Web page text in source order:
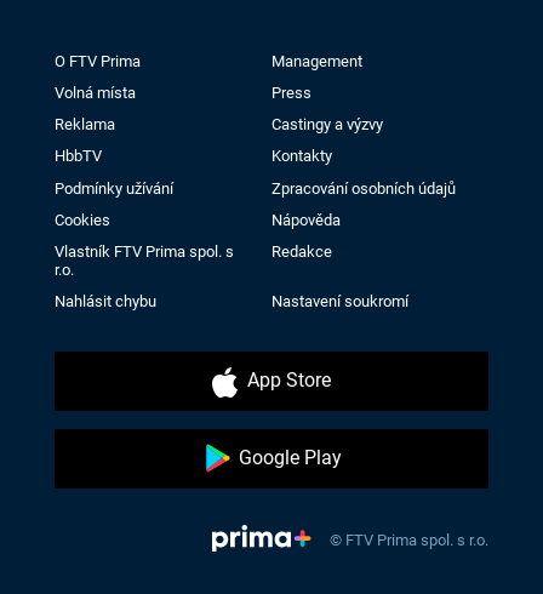
O FTV Prima
Management
Volná místa
Press
Reklama
Castingy a výzvy
HbbTV
Kontakty
Podmínky užívání
Zpracování osobních údajů
Cookies
Nápověda
Vlastník FTV Prima spol. s
r.o.
Redakce
Nahlásit chybu Nastavení soukromí
App Store
Google Play
© FTV Prima spol. s r.o.